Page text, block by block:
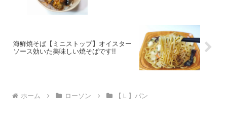
海鮮焼そば【ミニストップ】オイスター
ソース効いた美味しい焼そばです!!
ホーム ローソン 【Ｌ】パン